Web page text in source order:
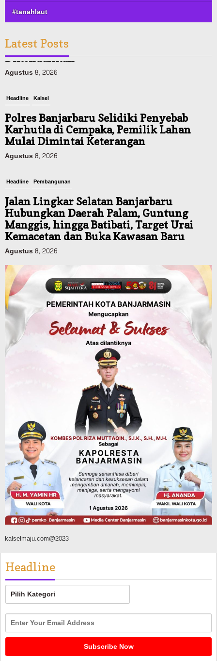
#tanahlaut
Latest Posts
Headline Kalsel
Polres Banjarbaru Selidiki Penyebab
Mulai Dimintai Keterangan
Agustus 8, 2026
Headline Pembangunan
Jalan Lingkar Selatan Banjarbaru
Manggis, hingga Batibati, Target Urai
Kemacetan dan Buka Kawasan Baru
Agustus 8, 2026
Headline
Panaskan Kembali Arena Panjat Tebing,
FPTI Banjarmasin Siapkan Sirkuit se-
Kalsel
Agustus 8, 2026
Sosial & Keagamaan
Hari Pramuka ke-65, Kwarcab
Banjarmasin Ziarah ke Makam Pangeran
Antasari dan Gelar Ulang Janji
Advertorial Dinas Kehutanan Kalsel
Api Sempat Berkobar, Karhutla di
Tahura Sultan Adam Berhasil
Dikendalikan
Agustus 8, 2026
kalselmaju.com@2023
Headline
Headline